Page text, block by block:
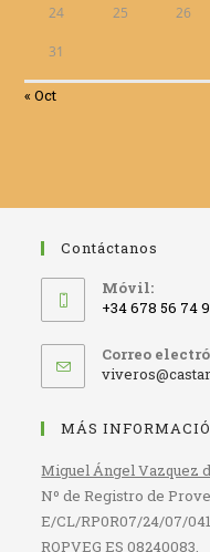
24 25 26
31
« Oct
Contáctanos
Móvil:
+34 678 56 74
Correo
MÁS
Miguel Ángel Vazquez
Nº de Registro de
E/CL/RP0R07/24/07/041
ROPVEG ES 08240083.